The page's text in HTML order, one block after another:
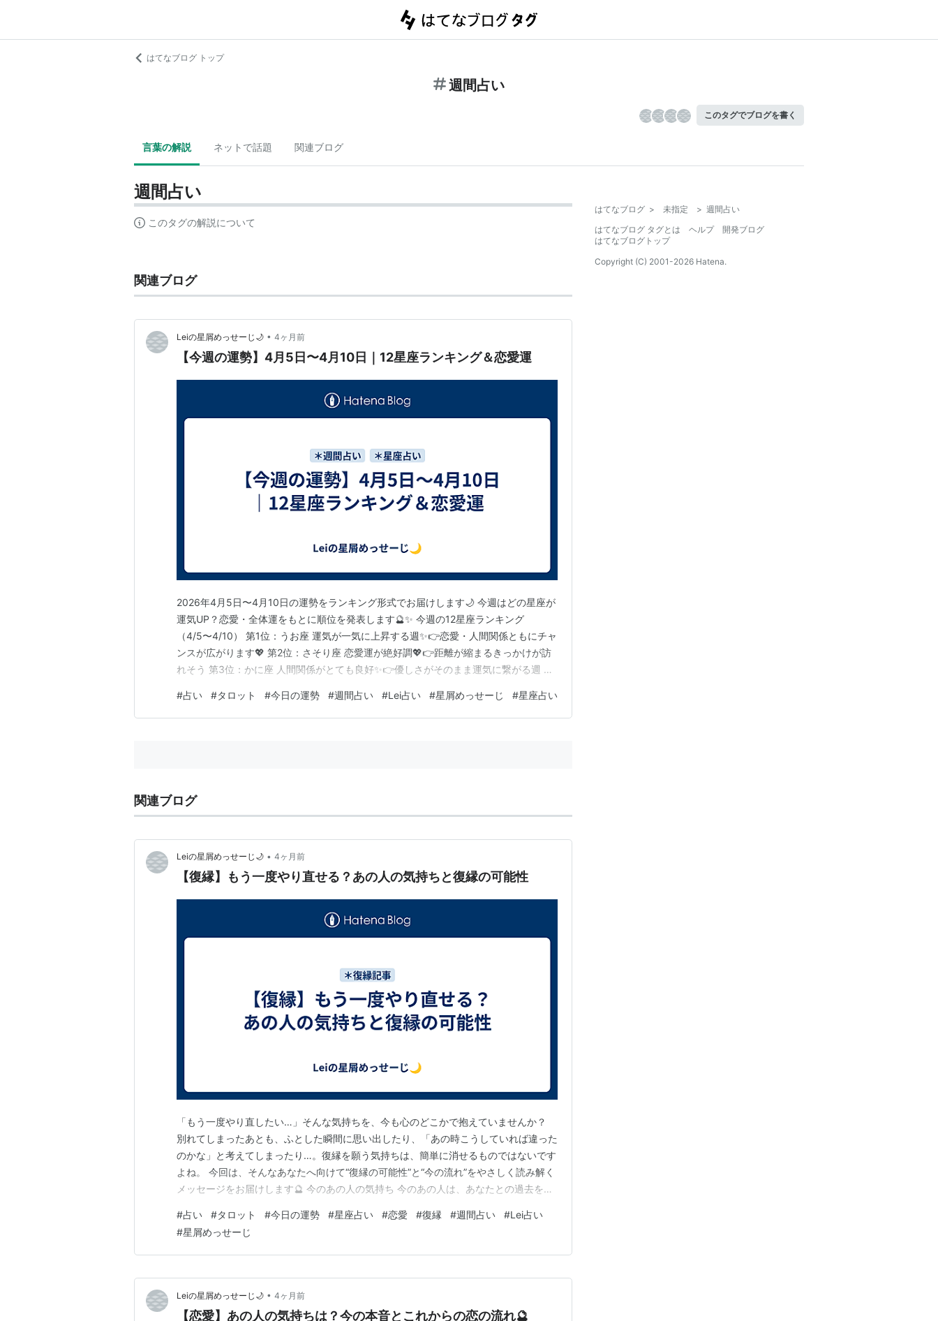
はてなブログ トップ
週間占い
このタグでブログを書く
言葉の解説 ネットで話題 関連ブログ
週間占い
このタグの解説について
関連ブログ
Leiの星屑めっせーじ🌙 • 4ヶ月前
【今週の運勢】4月5日〜4月10日｜12星座ランキング＆恋愛運
2026年4月5日〜4月10日の運勢をランキング形式でお届けします🌙 今週はどの星座が
運気UP？恋愛・全体運をもとに順位を発表します🔮✨ 今週の12星座ランキング
（4/5〜4/10） 第1位：うお座 運気が一気に上昇する週✨👉恋愛・人間関係ともにチャ
ンスが広がります💖 第2位：さそり座 恋愛運が絶好調💖👉距離が縮まるきっかけが訪
れそう 第3位：かに座 人間関係がとても良好✨👉優しさがそのまま運気に繋がる週 第
バランスが整う週✨👉人との関係がスムーズに進みます 第6位：おとめ座 努力が実る
タイミング🌿👉コツコツが成…
#占い #タロット #今日の運勢 #週間占い #Lei占い #星屑めっせーじ #星座占い
関連ブログ
Leiの星屑めっせーじ🌙 • 4ヶ月前
【復縁】もう一度やり直せる？あの人の気持ちと復縁の可能性
「もう一度やり直したい…」そんな気持ちを、今も心のどこかで抱えていませんか？
別れてしまったあとも、ふとした瞬間に思い出したり、「あの時こうしていれば違った
のかな」と考えてしまったり…。復縁を願う気持ちは、簡単に消せるものではないです
よね。 今回は、そんなあなたへ向けて“復縁の可能性”と“今の流れ”をやさしく読み解く
メッセージをお届けします🔮 今のあの人の気持ち 今のあの人は、あなたとの過去を完
さを感じたりしている可能性があります。 ただし、その気持ちがすぐに「やり直した
い」という形になっているとは限りません。別れた…
#占い #タロット #今日の運勢 #星座占い #恋愛 #復縁 #週間占い #Lei占い
#星屑めっせーじ
Leiの星屑めっせーじ🌙 • 4ヶ月前
【恋愛】あの人の気持ちは？今の本音とこれからの恋の流れ🔮
はてなブログ > 未指定 > 週間占い
はてなブログ タグとは
ヘルプ
開発ブログ
はてなブログトップ
Copyright (C) 2001-2026 Hatena.